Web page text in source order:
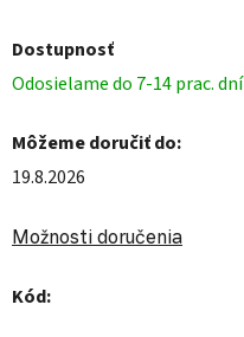
Dostupnosť
Odosielame do 7-14 prac. dní
Môžeme doručiť do:
19.8.2026
Možnosti doručenia
Kód: